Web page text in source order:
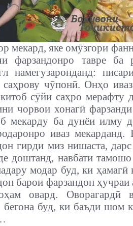
мекард, яке омӯзгори
фарзандонро тавре ба
намегузаронданд:
чӯпонӣ. Онҳо
сӯйи саҳро мерафту
чорвои хонагӣ
мекарду ба дунёи илму
иваз мекарданд.
гирди миз нишаста,
доштанд, навбати
модар буд, ки ҳамагӣ
барои фарзандон ҳуҷраи
овард. Оворагардӣ
буд, ки баъди шом